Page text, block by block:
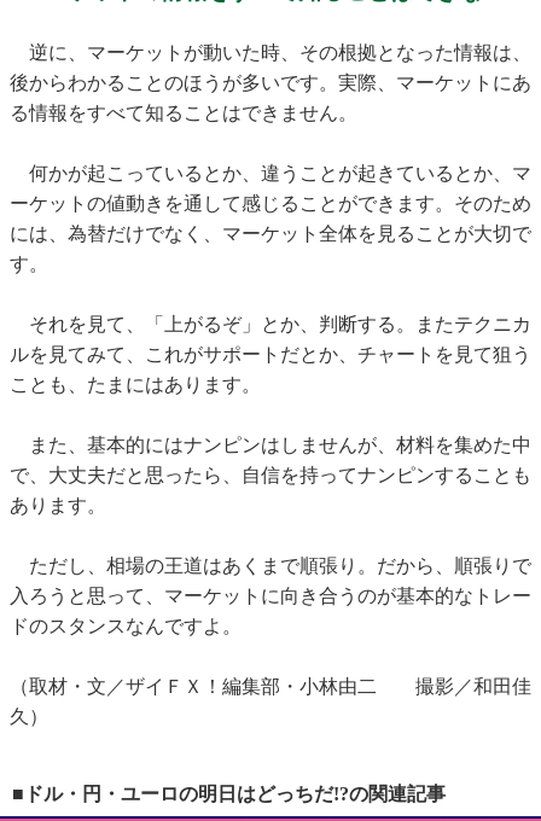
逆に、マーケットが動いた時、その根拠となった情報は、
後からわかることのほうが多いです。実際、マーケットにあ
る情報をすべて知ることはできません。
何かが起こっているとか、違うことが起きているとか、マ
ーケットの値動きを通して感じることができます。そのため
には、為替だけでなく、マーケット全体を見ることが大切で
す。
それを見て、「上がるぞ」とか、判断する。またテクニカ
ルを見てみて、これがサポートだとか、チャートを見て狙う
ことも、たまにはあります。
また、基本的にはナンピンはしませんが、材料を集めた中
で、大丈夫だと思ったら、自信を持ってナンピンすることも
あります。
ただし、相場の王道はあくまで順張り。だから、順張りで
入ろうと思って、マーケットに向き合うのが基本的なトレー
ドのスタンスなんですよ。
（取材・文／ザイＦＸ！編集部・小林由二 撮影／和田佳
久）
■ドル・円・ユーロの明日はどっちだ!?の関連記事